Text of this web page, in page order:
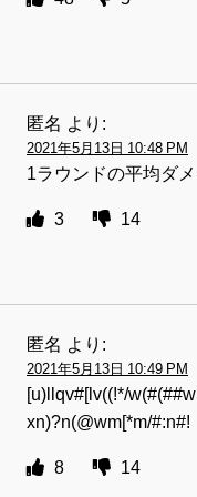
匿名 より:
2021年5月13日 10:48 PM
1ラウンドの平均ダ
3 14
匿名 より:
2021年5月13日 10:49 PM
[u)llqv#[lv((!*/
xn)?n(@wm[*m/#:n#!
8 14